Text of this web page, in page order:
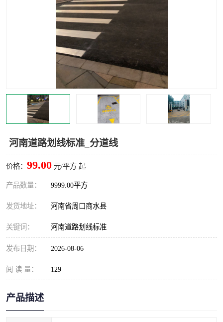
河南道路划线标准_分道线
价格： 99.00 元/平方 起
产品数量： 9999.00平方
发货地址： 河南省周口商水县
关键词： 河南道路划线标准
发布日期： 2026-08-06
阅 读 量： 129
产品描述